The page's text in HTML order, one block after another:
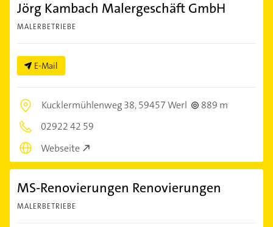
Jörg Kambach Malergeschäft GmbH
MALERBETRIEBE
E-Mail
Kucklermühlenweg 38,59457 Werl
889 m
02922 42 59
Webseite
MS-Renovierungen Renovierungen
MALERBETRIEBE